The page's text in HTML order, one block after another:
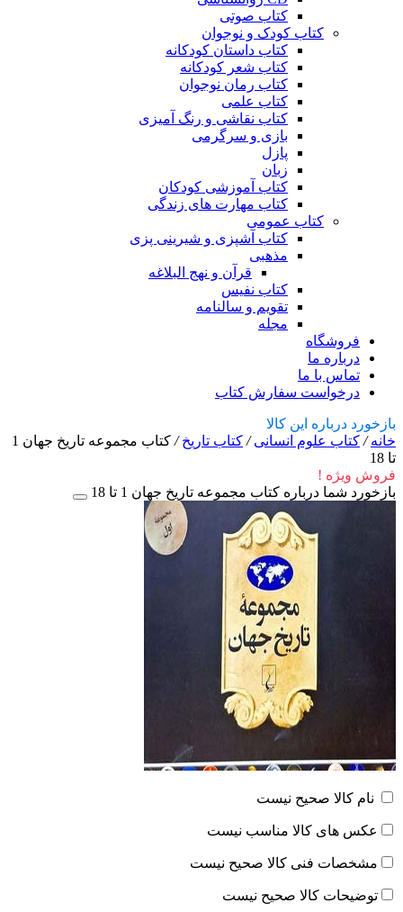
کتاب صوتی
کتاب کودک و نوجوان
کتاب داستان کودکانه
کتاب شعر کودکانه
کتاب رمان نوجوان
کتاب علمی
کتاب نقاشی و رنگ آمیزی
بازی و سرگرمی
پازل
زبان
کتاب آموزشی کودکان
کتاب مهارت های زندگی
کتاب عمومی
کتاب آشپزی و شیرینی پزی
مذهبی
قرآن و نهج البلاغه
کتاب نفیس
تقویم و سالنامه
مجله
فروشگاه
درباره ما
تماس با ما
درخواست سفارش کتاب
بازخورد درباره این کالا
خانه/ کتاب علوم انسانی/ کتاب تاریخ/
کتاب مجموعه تاریخ جهان 1
تا 18
فروش ویژه !
بازخورد شما درباره کتاب مجموعه تاریخ جهان 1 تا 18
نام کالا صحیح نیست
عکس های کالا مناسب نیست
مشخصات فنی کالا صحیح نیست
توضیحات کالا صحیح نیست